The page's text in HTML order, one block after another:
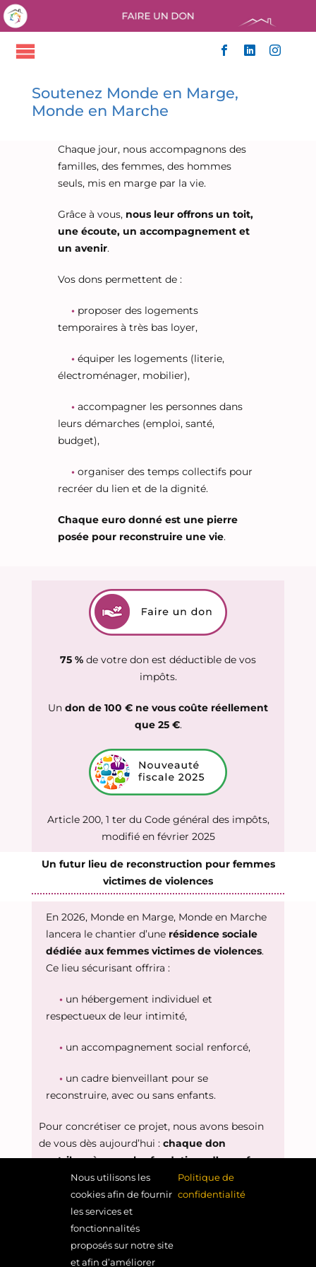
Passer
au
contenu
Toggle
Navigation
QUI SOMMES-NOUS
ACTUALITÉS
Soutenez Monde en Marge,
Monde en Marche
Chaque jour, nous accompagnons des
familles, des femmes, des hommes
seuls, mis en marge par la vie.
Grâce à vous, nous leur offrons un toit,
une écoute, un accompagnement et
un avenir.
Vos dons permettent de :
• proposer des logements
temporaires à très bas loyer,
• équiper les logements (literie,
électroménager, mobilier),
• accompagner les personnes dans
leurs démarches (emploi, santé,
budget),
• organiser des temps collectifs pour
recréer du lien et de la dignité.
Chaque euro donné est une pierre
posée pour reconstruire une vie.
75 % de votre don est déductible de vos
impôts.
Un don de 100 € ne vous coûte réellement
que 25 €.
Article 200, 1 ter du Code général des impôts,
modifié en février 2025
Un futur lieu de reconstruction pour femmes
victimes de violences
En 2026, Monde en Marge, Monde en Marche
lancera le chantier d’une résidence sociale
dédiée aux femmes victimes de violences.
Ce lieu sécurisant offrira :
•un hébergement individuel et
respectueux de leur intimité,
•un accompagnement social renforcé,
•un cadre bienveillant pour se
reconstruire, avec ou sans enfants.
Pour concrétiser ce projet, nous avons besoin
de vous dès aujourd’hui : chaque don
contribue à poser les fondations d’un refuge
digne, stable et profondément humain
Je soutiens la future résidence
pour femmes
Nous utilisons les
cookies afin de fournir
les services et
fonctionnalités
proposés sur notre site
et afin d’améliorer
Politique de
confidentialité